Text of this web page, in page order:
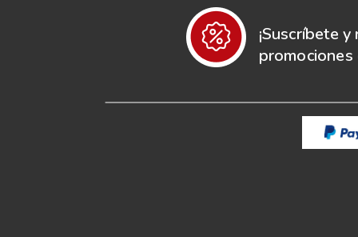
¡Suscríbete y
promociones